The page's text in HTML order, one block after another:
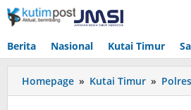
Lewati
ke
Berita Nasional Kutai Timur
Homepage » Kutai Timur »